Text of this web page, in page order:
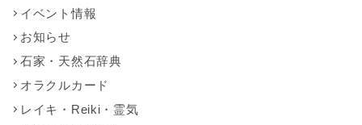
イベント情報
お知らせ
石家・天然石辞典
オラクルカード
レイキ・Reiki・霊気